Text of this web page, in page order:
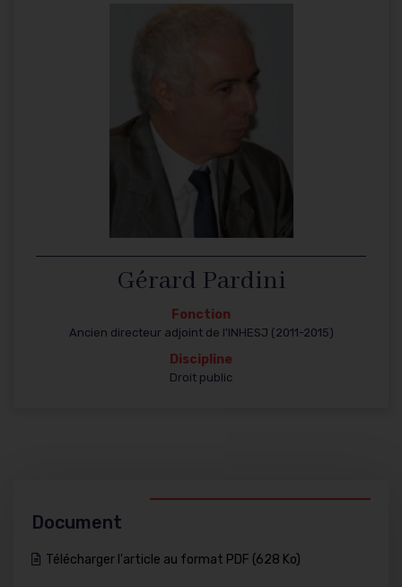
Gérard Pardini
Fonction
Ancien directeur adjoint de l'INHESJ (2011-2015)
Discipline
Droit public
Document
Télécharger l'article au format PDF (628 Ko)